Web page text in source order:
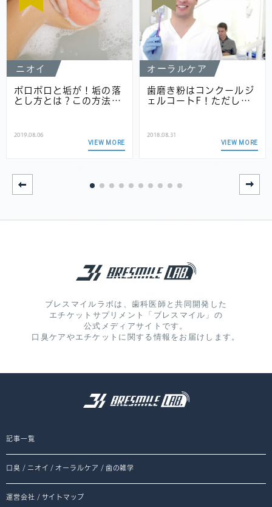
ニオイ
ポロポロと垢が！垢の落
とし方とは？この方法…
2019.08.06
VIEW MORE
オーラルケア
歯磨き粉はコンクールジ
ェルコートF！ただし…
2018.08.31
VIEW MORE
ブレスマイルラボは、歯科医師と共同開発した
エチケットサプリメント「ブレスマイル」の
公式メディアサイトです。
口臭ケアやエチケットに関する情報をお届けします。
記事一覧
口臭 / ニオイ / オーラルケア / 歯の雑学
運営会社 / サイトマップ